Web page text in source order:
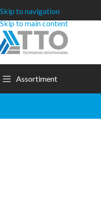
Skip to navigation
Skip to main content
Assortiment